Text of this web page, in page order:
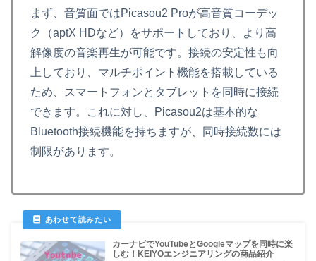
まず、音質面ではPicasou2 Proが高音質コーデッ
ク（aptX HDなど）をサポートしており、より高
解像度の音楽再生が可能です。接続の安定性も向
上しており、マルチポイント機能を搭載している
ため、スマートフォンとタブレットを同時に接続
できます。これに対し、Picasou2は基本的な
Bluetooth接続機能を持ちますが、同時接続数には
制限があります。
カーナビでYouTubeとGoogleマップを同時に楽
しむ！KEIYOエンジニアリングの商品紹介